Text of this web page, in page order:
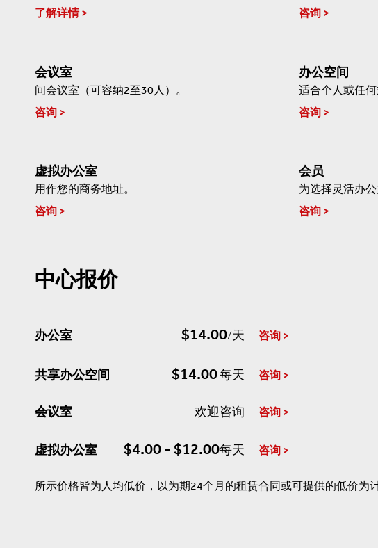
了解详情
咨询
会议室
间会议室（可容纳2至30人）。
咨询
办公空间
适合个人或任何
咨询
虚拟办公室
用作您的商务地址。
咨询
会员
为选择灵活办
咨询
中心报价
办公室 $14.00/天 咨询
共享办公空间 $14.00每天 咨询
会议室 欢迎咨询 咨询
虚拟办公室 $4.00 - $12.00每天 咨询
所示价格皆为人均低价，以为期24个月的租赁合同或可提供的低价为